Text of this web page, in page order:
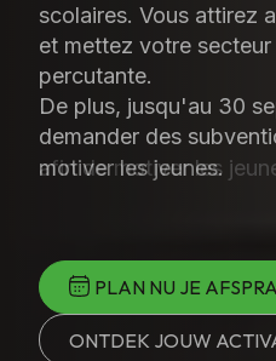
scolaires. Vous attirez
et mettez votre
percutante.
De plus, jusqu'au 30
demander des
motiver les jeunes.
PLAN NU JE
ONTDEK JOUW